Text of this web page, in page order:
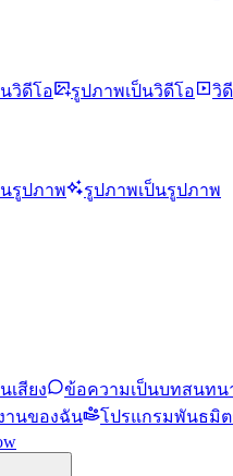
วิดีโอ รูปภาพเป็นวิดีโอ วิ
รูปภาพ รูปภาพเป็นรูปภาพ
เสียง ข้อความเป็นบทสนทน
านของฉัน โปรแกรมพันธมิต